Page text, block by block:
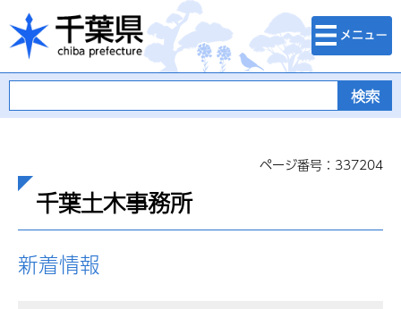
千葉県
検索・メニュ
ー
ページ番号：337204
千葉土木事務所
新着情報